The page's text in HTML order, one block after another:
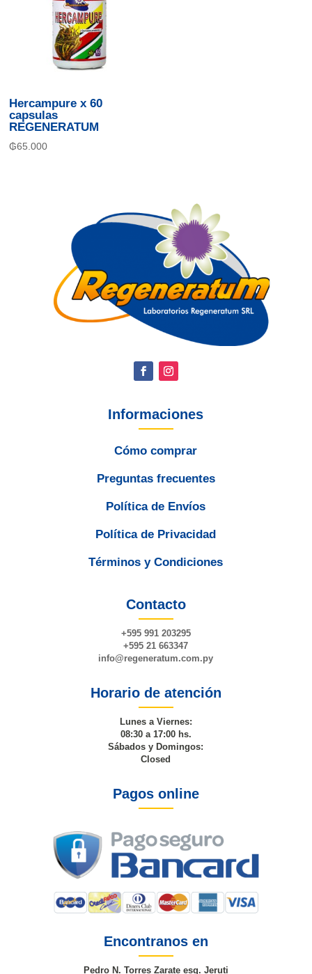
Hercampure x 60
capsulas
REGENERATUM
₲65.000
Informaciones
Cómo comprar
Preguntas frecuentes
Política de Envíos
Política de Privacidad
Términos y Condiciones
Contacto
+595 991 203295
+595 21 663347
info@regeneratum.com.py
Horario de atención
Lunes a Viernes:
08:30 a 17:00 hs.
Sábados y Domingos:
Closed
Pagos online
Encontranos en
Pedro N. Torres Zarate esq. Jeruti